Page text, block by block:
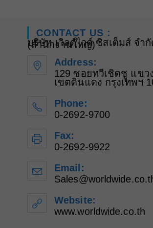
CONTACT US :
บริษัท เวิลด์ไวด์ ซิสเต็มส์ จำกั
(สำนักงานใหญ่)
Address:
129 ซอยทวีเชิดชู แขว
เขตดินแดง กรุงเทพฯ
Phone:
0-2692-9700
Fax:
0-2692-9922
Email:
Website:
www.worldwide.co.th